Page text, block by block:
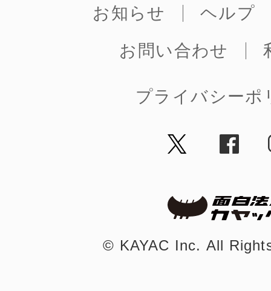
お知らせ
ヘルプ
お問い合わせ
プライバシーポ
©︎ KAYAC Inc. All